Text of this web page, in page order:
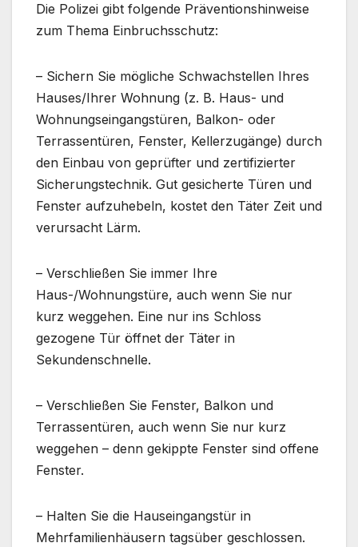
Die Polizei gibt folgende Präventionshinweise
zum Thema Einbruchsschutz:
– Sichern Sie mögliche Schwachstellen Ihres
Hauses/Ihrer Wohnung (z. B. Haus- und
Wohnungseingangstüren, Balkon- oder
Terrassentüren, Fenster, Kellerzugänge) durch
den Einbau von geprüfter und zertifizierter
Sicherungstechnik. Gut gesicherte Türen und
Fenster aufzuhebeln, kostet den Täter Zeit und
verursacht Lärm.
– Verschließen Sie immer Ihre
Haus-/Wohnungstüre, auch wenn Sie nur
kurz weggehen. Eine nur ins Schloss
gezogene Tür öffnet der Täter in
Sekundenschnelle.
– Verschließen Sie Fenster, Balkon und
Terrassentüren, auch wenn Sie nur kurz
weggehen – denn gekippte Fenster sind offene
Fenster.
– Halten Sie die Hauseingangstür in
Mehrfamilienhäusern tagsüber geschlossen.